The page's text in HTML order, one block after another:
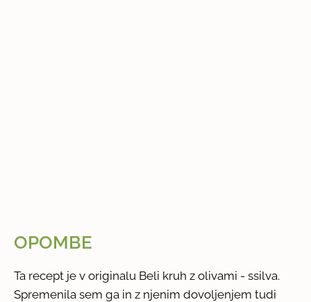
OPOMBE
Ta recept je v originalu Beli kruh z olivami - ssilva.
Spremenila sem ga in z njenim dovoljenjem tudi